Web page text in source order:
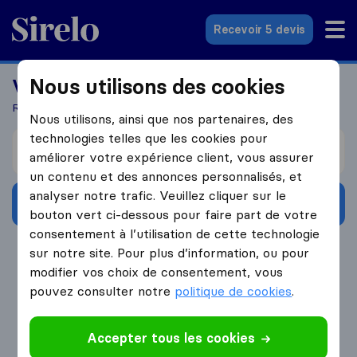
Sirelo.fr
Recevoir 5 devis
Vous recherchez un déménageur?
Recevez 5 devis en seulement 3 étapes
Je déménage de
Obtenir devis gratuits
4.3 793 Avis Google
Nous utilisons des cookies
Nous utilisons, ainsi que nos partenaires, des
technologies telles que les cookies pour
améliorer votre expérience client, vous assurer
un contenu et des annonces personnalisés, et
analyser notre trafic. Veuillez cliquer sur le
bouton vert ci-dessous pour faire part de votre
consentement à l’utilisation de cette technologie
sur notre site. Pour plus d’information, ou pour
modifier vos choix de consentement, vous
pouvez consulter notre politique de cookies.
Accepter tous les cookies